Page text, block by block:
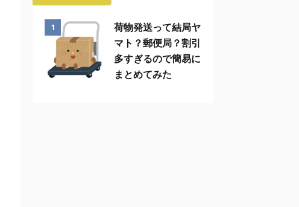
1
荷物発送って結局ヤ
マト？郵便局？割引
多すぎるので簡易に
まとめてみた